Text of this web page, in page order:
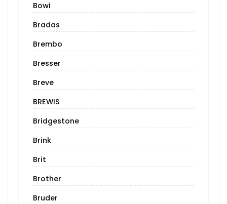
Bowi
Bradas
Brembo
Bresser
Breve
BREWIS
Bridgestone
Brink
Brit
Brother
Bruder